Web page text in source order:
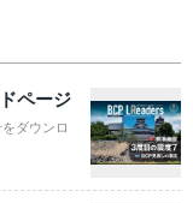
ページ
ダウンロ